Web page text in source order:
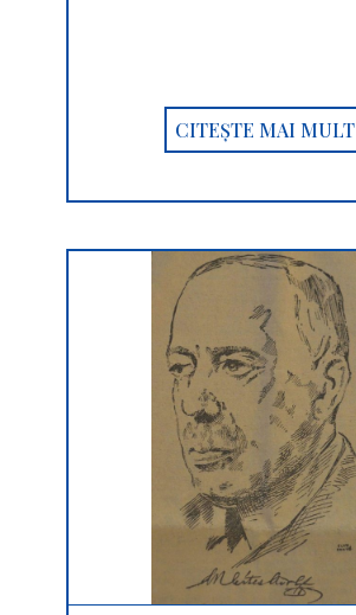
CITEȘTE MAI MULT